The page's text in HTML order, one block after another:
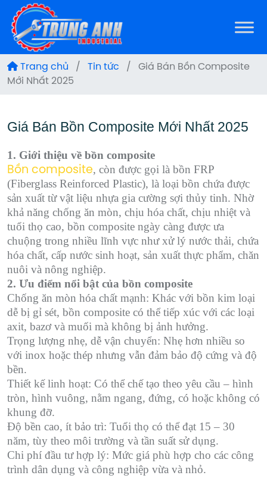
Trang chủ / Tin tức / Giá Bán Bồn Composite
Mới Nhất 2025
Giá Bán Bồn Composite Mới Nhất 2025
1. Giới thiệu về bồn composite
Bồn composite, còn được gọi là bồn FRP
(Fiberglass Reinforced Plastic), là loại bồn chứa được
sản xuất từ vật liệu nhựa gia cường sợi thủy tinh. Nhờ
khả năng chống ăn mòn, chịu hóa chất, chịu nhiệt và
tuổi thọ cao, bồn composite ngày càng được ưa
chuộng trong nhiều lĩnh vực như xử lý nước thải, chứa
hóa chất, cấp nước sinh hoạt, sản xuất thực phẩm, chăn
nuôi và nông nghiệp.
2. Ưu điểm nổi bật của bồn composite
Chống ăn mòn hóa chất mạnh: Khác với bồn kim loại
dễ bị gỉ sét, bồn composite có thể tiếp xúc với các loại
axit, bazơ và muối mà không bị ảnh hưởng.
Trọng lượng nhẹ, dễ vận chuyển: Nhẹ hơn nhiều so
với inox hoặc thép nhưng vẫn đảm bảo độ cứng và độ
bền.
Thiết kế linh hoạt: Có thể chế tạo theo yêu cầu – hình
tròn, hình vuông, nằm ngang, đứng, có hoặc không có
khung đỡ.
Độ bền cao, ít bảo trì: Tuổi thọ có thể đạt 15 – 30
năm, tùy theo môi trường và tần suất sử dụng.
Chi phí đầu tư hợp lý: Mức giá phù hợp cho các công
trình dân dụng và công nghiệp vừa và nhỏ.